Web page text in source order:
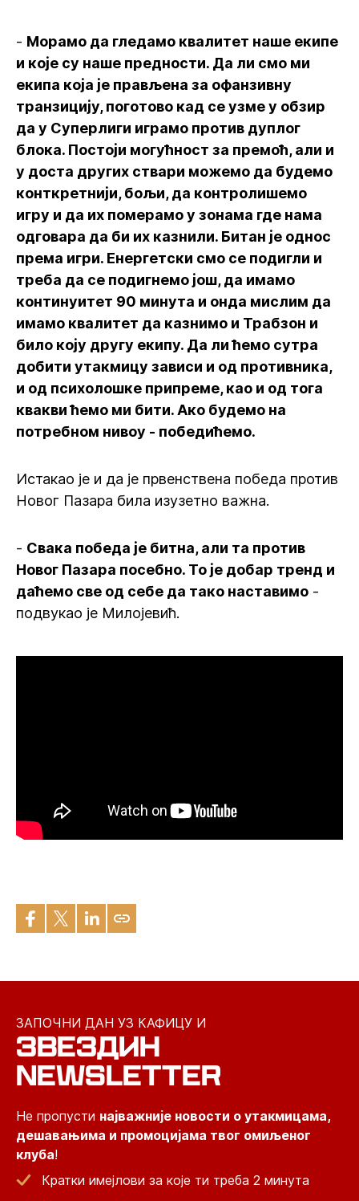
- Морамо да гледамо квалитет наше екипе
и које су наше предности. Да ли смо ми
екипа која је прављена за офанзивну
транзицију, поготово кад се узме у обзир
да у Суперлиги играмо против дуплог
блока. Постоји могућност за премоћ, али и
у доста других ствари можемо да будемо
конткретнији, бољи, да контролишемо
игру и да их померамо у зонама где нама
одговара да би их казнили. Битан је однос
према игри. Енергетски смо се подигли и
треба да се подигнемо још, да имамо
континуитет 90 минута и онда мислим да
имамо квалитет да казнимо и Трабзон и
било коју другу екипу. Да ли ћемо сутра
добити утакмицу зависи и од противника,
и од психолошке припреме, као и од тога
квакви ћемо ми бити. Ако будемо на
потребном нивоу - победићемо.
Истакао је и да је првенствена победа против
Новог Пазара била изузетно важна.
- Свака победа је битна, али та против
Новог Пазара посебно. То је добар тренд и
даћемо све од себе да тако наставимо -
подвукао је Милојевић.
ЗАПОЧНИ ДАН УЗ КАФИЦУ И
ЗВЕЗДИН
NEWSLETTER
Не пропусти најважније новости о утакмицама,
дешавањима и промоцијама твог омиљеног
клуба!
Кратки имејлови за које ти треба 2 минута